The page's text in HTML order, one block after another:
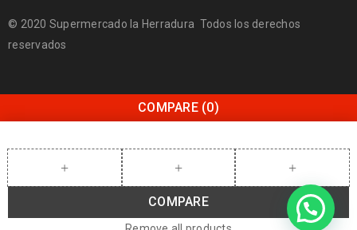
© 2020 Supermercado la Herradura Todos los derechos
reservados
COMPARE (0)
COMPARE